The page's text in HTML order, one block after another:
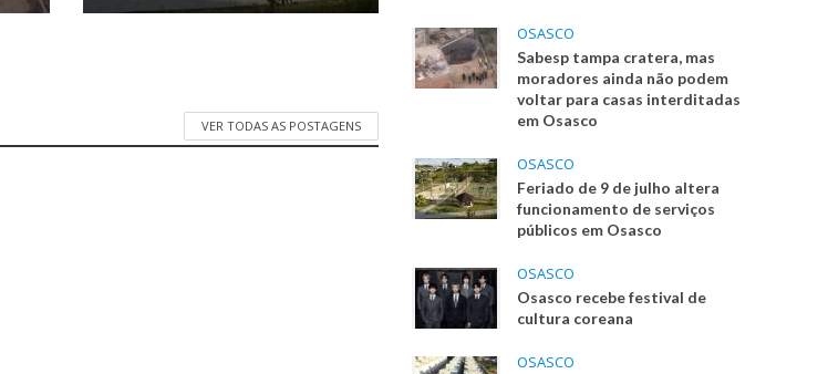
VER TODAS AS POSTAGENS
OSASCO
Sabesp tampa cratera, mas
moradores ainda não podem
voltar para casas interditadas
em Osasco
OSASCO
Feriado de 9 de julho altera
funcionamento de serviços
públicos em Osasco
OSASCO
Osasco recebe festival de
cultura coreana
OSASCO